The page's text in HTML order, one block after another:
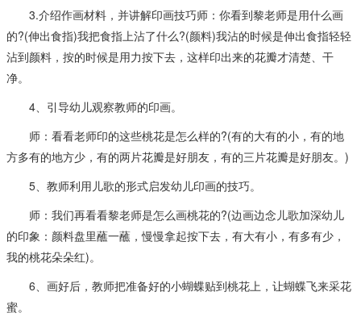
3.介绍作画材料，并讲解印画技巧师：你看到黎老师是用什么画
的?(伸出食指)我把食指上沾了什么?(颜料)我沾的时候是伸出食指轻轻
沾到颜料，按的时候是用力按下去，这样印出来的花瓣才清楚、干
净。
4、引导幼儿观察教师的印画。
师：看看老师印的这些桃花是怎么样的?(有的大有的小，有的地
方多有的地方少，有的两片花瓣是好朋友，有的三片花瓣是好朋友。)
5、教师利用儿歌的形式启发幼儿印画的技巧。
师：我们再看看黎老师是怎么画桃花的?(边画边念儿歌加深幼儿
的印象：颜料盘里蘸一蘸，慢慢拿起按下去，有大有小，有多有少，
我的桃花朵朵红)。
6、画好后，教师把准备好的小蝴蝶贴到桃花上，让蝴蝶飞来采花
蜜。